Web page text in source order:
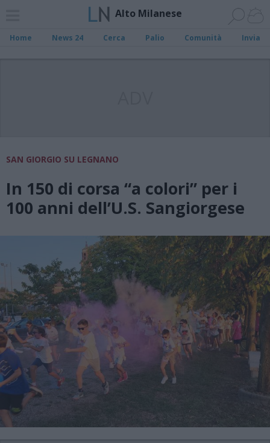
Alto Milanese
Home News 24 Cerca Palio Comunità Invia
SAN GIORGIO SU LEGNANO
In 150 di corsa “a colori” per i
100 anni dell’U.S. Sangiorgese